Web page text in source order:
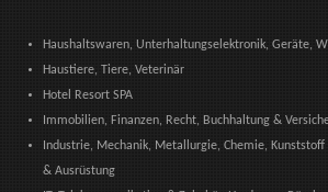
Haushaltswaren, Unterhaltungselektronik, Geräte,
Haustiere, Tiere, Veterinär
Hotel Resort SPA
Immobilien, Finanzen, Recht, Buchhaltung &
Industrie, Mechanik, Metallurgie, Chemie,
& Ausrüstung